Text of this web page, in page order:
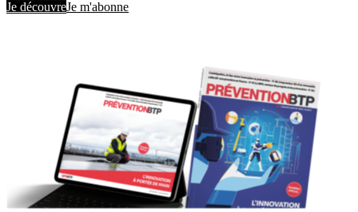
Je découvreJe m'abonne